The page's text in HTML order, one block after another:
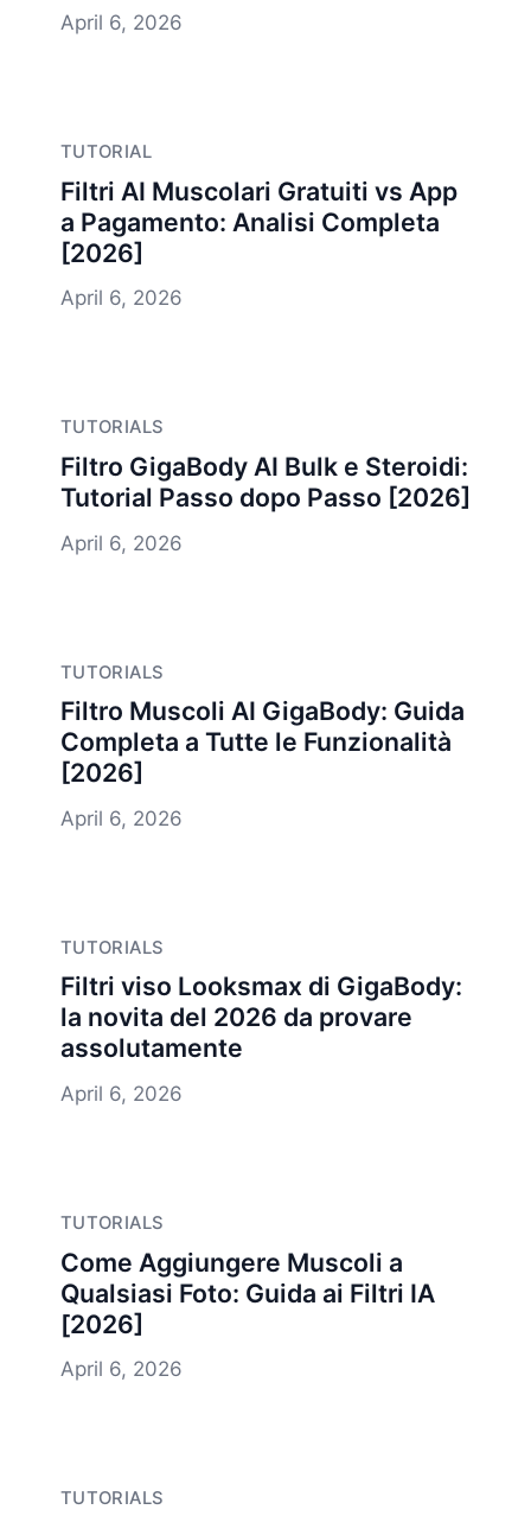
April 6, 2026
TUTORIAL
Filtri AI Muscolari Gratuiti vs App
a Pagamento: Analisi Completa
[2026]
April 6, 2026
TUTORIALS
Filtro GigaBody AI Bulk e Steroidi:
Tutorial Passo dopo Passo [2026]
April 6, 2026
TUTORIALS
Filtro Muscoli AI GigaBody: Guida
Completa a Tutte le Funzionalità
[2026]
April 6, 2026
TUTORIALS
Filtri viso Looksmax di GigaBody:
la novita del 2026 da provare
assolutamente
April 6, 2026
TUTORIALS
Come Aggiungere Muscoli a
Qualsiasi Foto: Guida ai Filtri IA
[2026]
April 6, 2026
TUTORIALS